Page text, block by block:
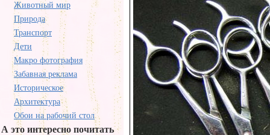
Животный мир
Природа
Транспорт
Дети
Макро фотография
Забавная реклама
Историческое
Архитектура
Обои на рабочий стол
А это интересно почитать